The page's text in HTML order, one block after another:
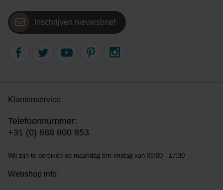
Inschrijven nieuwsbrief
Klantenservice
Telefoonnummer:
+31 (0) 888 800 853
Wij zijn te bereiken op maandag t/m vrijdag van 09:00 - 17:30
Webshop info